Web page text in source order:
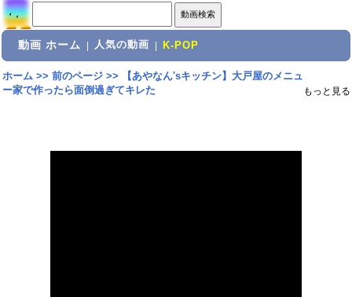
動画 ホーム 人気の動画 K-POP
ホーム>> 前のページ>>
【あやなん'sキッチン】大戸屋のメニュ
ー家で作ったら面倒過ぎてキレた
もっと見る